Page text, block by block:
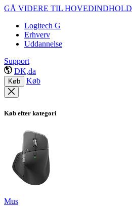
GÅ VIDERE TIL HOVEDINDHOLD
Logitech G
Erhverv
Uddannelse
Support
DK,da
Køb Køb
Køb efter kategori
Mus